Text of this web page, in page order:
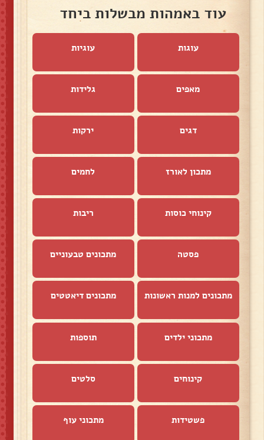
עוד באמהות מבשלות ביחד
עוגות עוגיות
מאפים גלידות
דגים ירקות
מתכון לאורז לחמים
קינוחי כוסות ריבות
פסטה מתכונים טבעוניים
מתכונים למנות ראשונות מתכונים דיאטטים
מתכוני ילדים תוספות
קינוחים סלטים
פשטידות מתכוני עוף